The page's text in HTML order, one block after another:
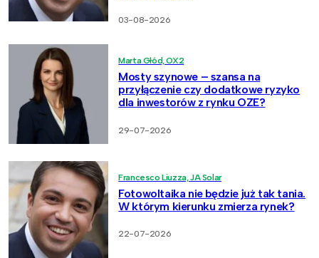
03-08-2026
Marta Głód, OX2
Mosty szynowe – szansa na
przyłączenie czy dodatkowe ryzyko
dla inwestorów z rynku OZE?
29-07-2026
Francesco Liuzza, JA Solar
Fotowoltaika nie będzie już tak tania.
W którym kierunku zmierza rynek?
22-07-2026